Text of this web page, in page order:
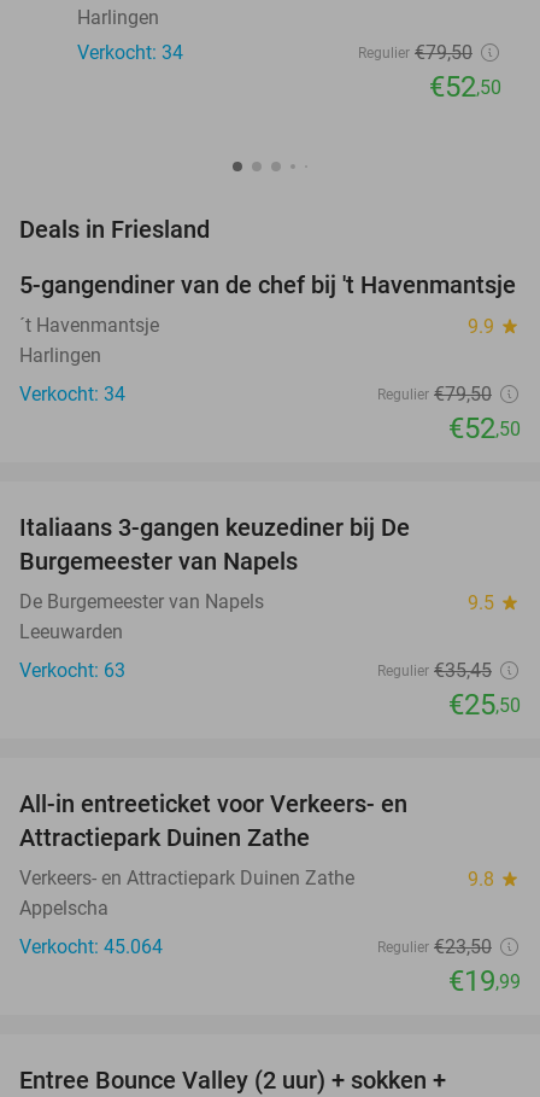
Harlingen
Verkocht: 34
Regulier €79,50
€52,50
Deals in Friesland
34%
NEW
TODAY
5-gangendiner van de chef bij 't Havenmantsje
´t Havenmantsje 9.9 star
Harlingen
Verkocht: 34
Regulier €79,50
€52,50
Italiaans 3-gangen keuzediner bij De
Burgemeester van Napels
De Burgemeester van Napels 9.5 star
Leeuwarden
Verkocht: 63
Regulier €35,45
€25,50
All-in entreeticket voor Verkeers- en
Attractiepark Duinen Zathe
Verkeers- en Attractiepark Duinen Zathe 9.8 star
Appelscha
Verkocht: 45.064
Regulier €23,50
€19,99
Entree Bounce Valley (2 uur) + sokken +